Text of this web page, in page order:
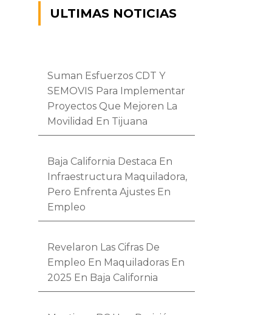
ULTIMAS NOTICIAS
Suman Esfuerzos CDT Y
SEMOVIS Para Implementar
Proyectos Que Mejoren La
Movilidad En Tijuana
Baja California Destaca En
Infraestructura Maquiladora,
Pero Enfrenta Ajustes En
Empleo
Revelaron Las Cifras De
Empleo En Maquiladoras En
2025 En Baja California